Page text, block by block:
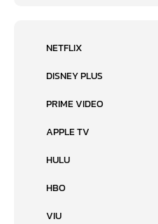
NETFLIX
DISNEY PLUS
PRIME VIDEO
APPLE TV
HULU
HBO
VIU